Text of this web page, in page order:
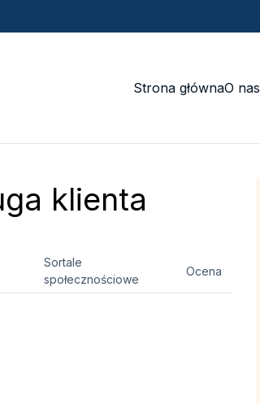
Strona głównaO nas
klienta
Sortale
społecznościowe
Ocena